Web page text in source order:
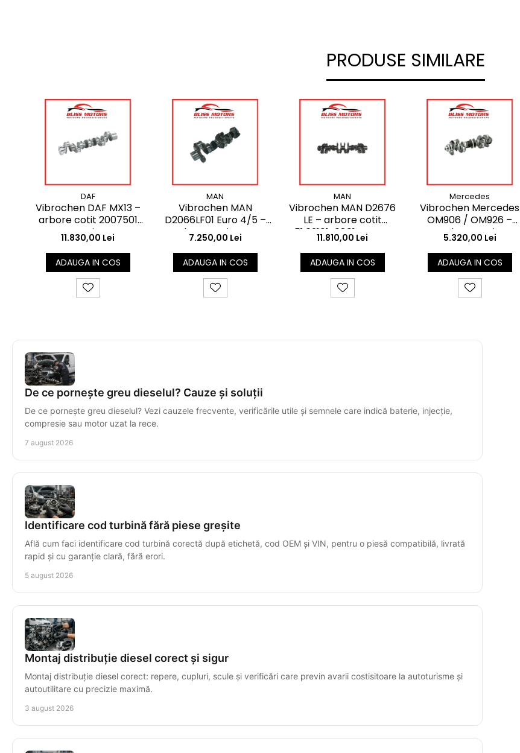
PRODUSE SIMILARE
DAF
Vibrochen DAF MX13 –
arbore cotit 2007501
pentru camioane DAF
XF/CF Euro 6
11.830,00 Lei
ADAUGA IN COS
MAN
Vibrochen MAN
D2066LF01 Euro 4/5 –
Arbore Cotit OEM
51021010673
7.250,00 Lei
ADAUGA IN COS
MAN
Vibrochen MAN D2676
LE – arbore cotit
51.02101-0801 pentru
MAN TGX/TGS Euro 5–6
11.810,00 Lei
ADAUGA IN COS
Mercedes
Vibrochen Mercedes
OM906 / OM926 –
arbore cotit
9060300602 pentru
Mercedes Atego / Axor
5.320,00 Lei
ADAUGA IN COS
De ce pornește greu dieselul? Cauze și soluții
De ce pornește greu dieselul? Vezi cauzele frecvente, verificările utile și semnele care indică baterie, injecție,
compresie sau motor uzat la rece.
7 august 2026
Identificare cod turbină fără piese greșite
Află cum faci identificare cod turbină corectă după etichetă, cod OEM și VIN, pentru o piesă compatibilă, livrată
rapid și cu garanție clară, fără erori.
5 august 2026
Montaj distribuție diesel corect și sigur
Montaj distribuție diesel corect: repere, cupluri, scule și verificări care previn avarii costisitoare la autoturisme și
autoutilitare cu precizie maximă.
3 august 2026